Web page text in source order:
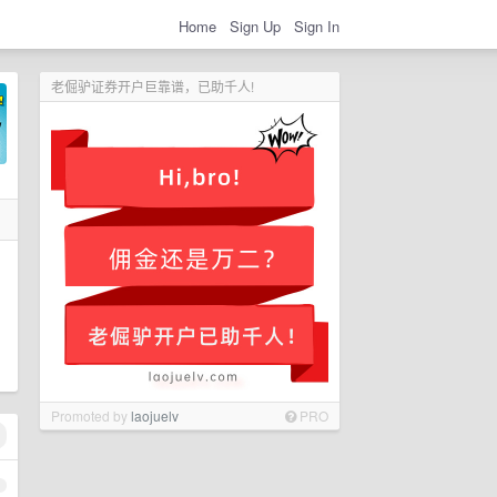
Home Sign Up Sign In
老倔驴证券开户巨靠谱，已助千人!
Promoted bylaojuelv PRO